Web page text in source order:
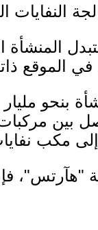
الموقع
بنحو
مركبات
مكب